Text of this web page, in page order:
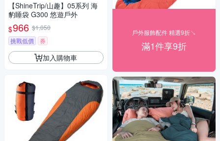
【ShineTrip/山趣】05系列 海
豹睡袋 G300 悠遊戶外
$966 $1,050
挑戰低價
券
加入購物車
戶外服飾配件 精選9折↘
滿1件享9折